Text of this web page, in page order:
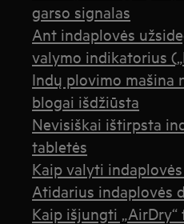
garso signalas
Ant indaplovės
valymo indikatorius
Indų plovimo mašina
blogai išdžiūsta
Nevisiškai ištirpsta
tabletės
Kaip valyti
Atidarius indaplovės
Kaip išjungti